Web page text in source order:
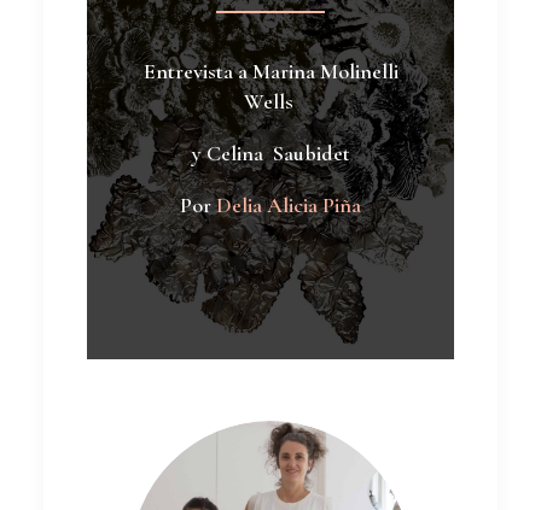
Entrevista a Marina Molinelli
Wells
y Celina Saubidet
PorDelia Alicia Piña